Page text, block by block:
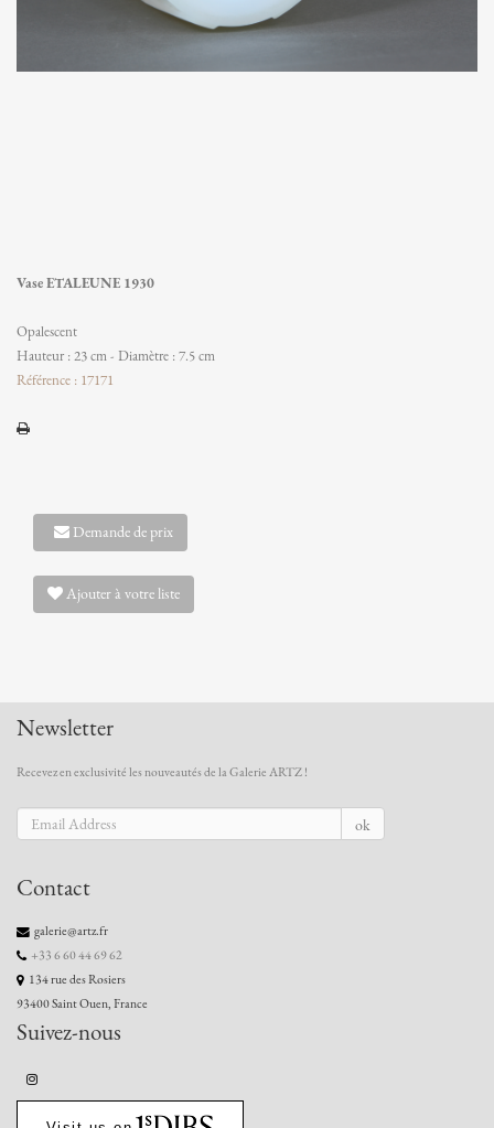
Vase ETALEUNE 1930
Opalescent
Hauteur : 23 cm - Diamètre : 7.5 cm
Référence : 17171
Demande de prix
Ajouter à votre liste
Newsletter
Recevez en exclusivité les nouveautés de la Galerie ARTZ !
ok
Contact
galerie@artz.fr
+33 6 60 44 69 62
134 rue des Rosiers
93400 Saint Ouen, France
Suivez-nous